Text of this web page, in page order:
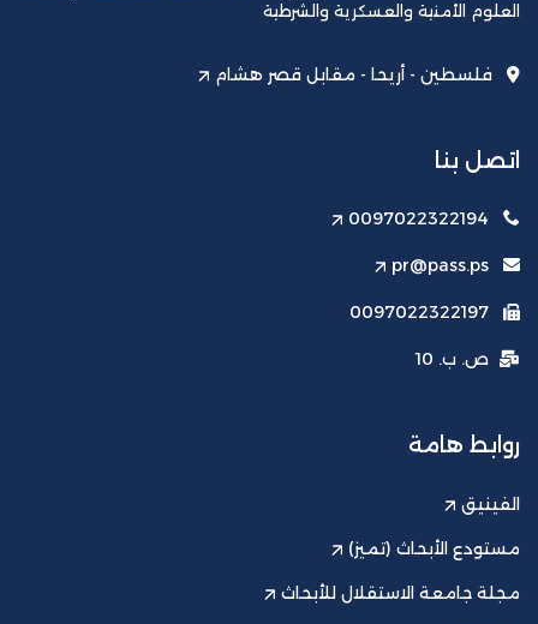
العلوم الأمنية والعسكرية والشرطية
فلسطين - أريحا - مقابل قصر هشام
اتصل بنا
0097022322194
pr@pass.ps
0097022322197
ص. ب. 10
روابط هامة
الفينيق
مستودع الأبحاث (تميز)
مجلة جامعة الاستقلال للأبحاث